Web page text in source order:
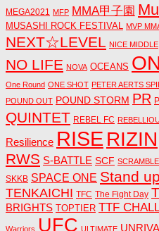
MEGA2021 MFP MMA甲子園
MUSASHI ROCK FESTIVAL MVP
NEXT☆LEVEL NICE MIDDLE
NO LIFE NOVA OCEANS
One Round ONE SHOT PETER AERTS
POUND OUT POUND STORM PR
QUINTET REBEL FC
Resilience RISE RIZIN
RWS S-BATTLE SCF SCRAMBLE
SKKB SPACE ONE Stand up
TENKAICHI TFC The Fight Day
BRIGHTS TOPTIER TTF
Warriors UFC ULTIMATE